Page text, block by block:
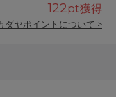
122pt獲得
ダヤポイントについて >